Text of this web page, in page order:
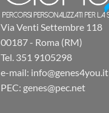
Via Venti Settembre 118
00187 - Roma (RM)
Tel. 351 9105298
e-mail: info@genes4you.it
PEC: genes@pec.net